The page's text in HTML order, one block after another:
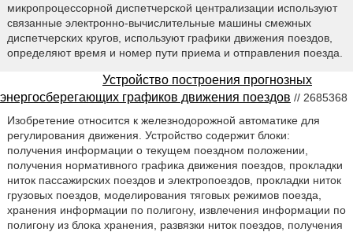
микропроцессорной диспетчерской централизации используют
связанные электронно-вычислительные машины смежных
диспетчерских кругов, используют графики движения поездов,
определяют время и номер пути приема и отправления поезда.
Устройство построения прогнозных
энергосберегающих графиков движения поездов // 2685368
Изобретение относится к железнодорожной автоматике для
регулирования движения. Устройство содержит блоки:
получения информации о текущем поездном положении,
получения нормативного графика движения поездов, прокладки
ниток пассажирских поездов и электропоездов, прокладки ниток
грузовых поездов, моделирования тяговых режимов поезда,
хранения информации по полигону, извлечения информации по
полигону из блока хранения, развязки ниток поездов, получения